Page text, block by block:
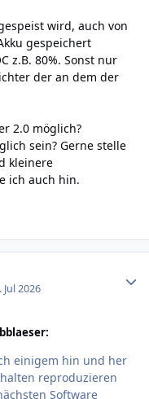
wird, auch von
gespeichert
z.B. 80%. Sonst nur
der an dem der
2.0 möglich?
sein? Gerne stelle
kleinere
ich auch hin.
Jul 2026
einigem hin und her
reproduzieren
Software